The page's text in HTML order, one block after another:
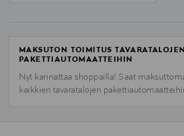
MAKSUTON TOIMITUS TAVARATALOJEN
PAKETTIAUTOMAATTEIHIN
Nyt kannattaa shoppailla! Saat
kaikkien tavaratalojen